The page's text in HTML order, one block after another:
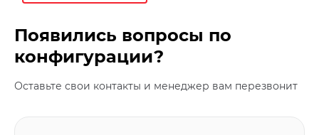
Появились вопросы по
конфигурации?
Оставьте свои контакты и менеджер вам перезвонит